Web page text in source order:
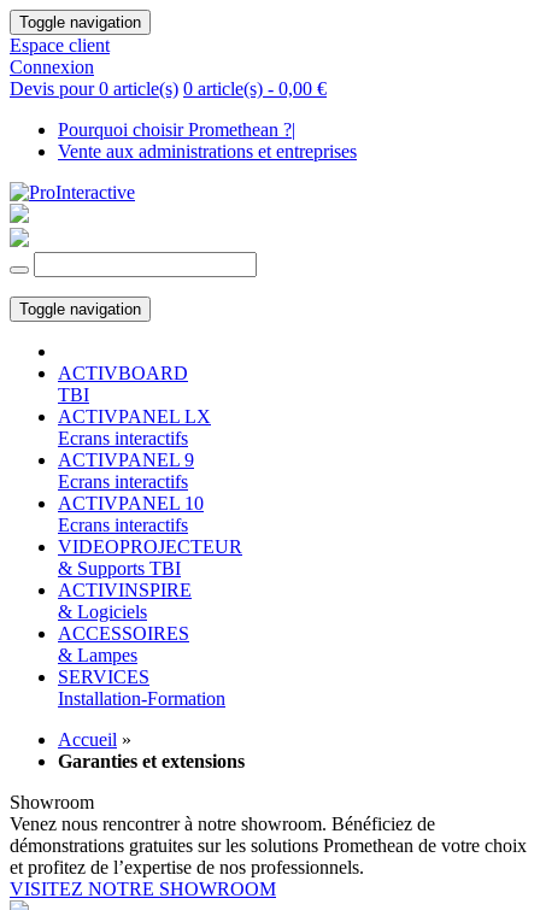
Toggle navigation
Espace client
Connexion
Devis pour 0 article(s) 0 article(s) - 0,00 €
Pourquoi choisir Promethean ?|
Vente aux administrations et entreprises
Toggle navigation
ACTIVBOARD
TBI
ACTIVPANEL LX
Ecrans interactifs
ACTIVPANEL 9
Ecrans interactifs
ACTIVPANEL 10
Ecrans interactifs
VIDEOPROJECTEUR
& Supports TBI
ACTIVINSPIRE
& Logiciels
ACCESSOIRES
& Lampes
SERVICES
Installation-Formation
Accueil »
Garanties et extensions
Showroom
Venez nous rencontrer à notre showroom. Bénéficiez de
démonstrations gratuites sur les solutions Promethean de votre choix
et profitez de l’expertise de nos professionnels.
VISITEZ NOTRE SHOWROOM